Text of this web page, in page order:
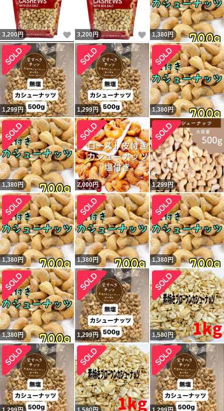
3,200円 いいね！
3,200円 いいね！
1,380円
1,299円 1,299円 1,380円
1,380円 2,000円 1,299円
1,380円 1,380円 1,380円
1,380円 1,299円 1,580円